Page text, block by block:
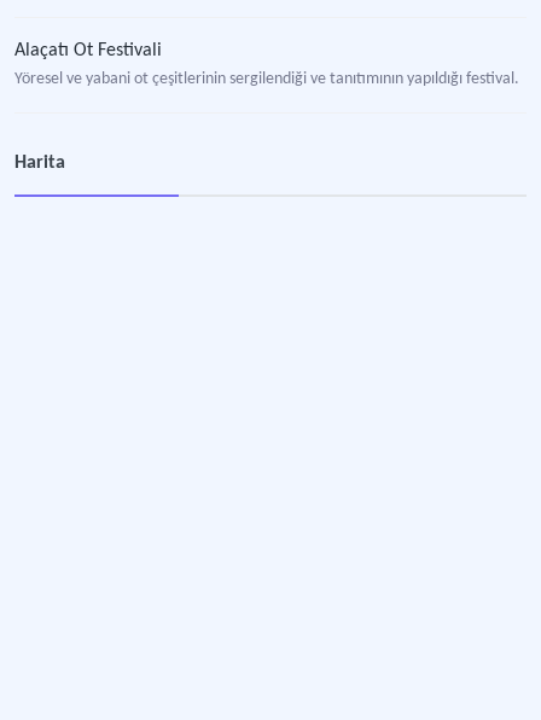
Alaçatı Ot Festivali
Yöresel ve yabani ot çeşitlerinin sergilendiği ve tanıtımının yapıldığı festival.
Harita